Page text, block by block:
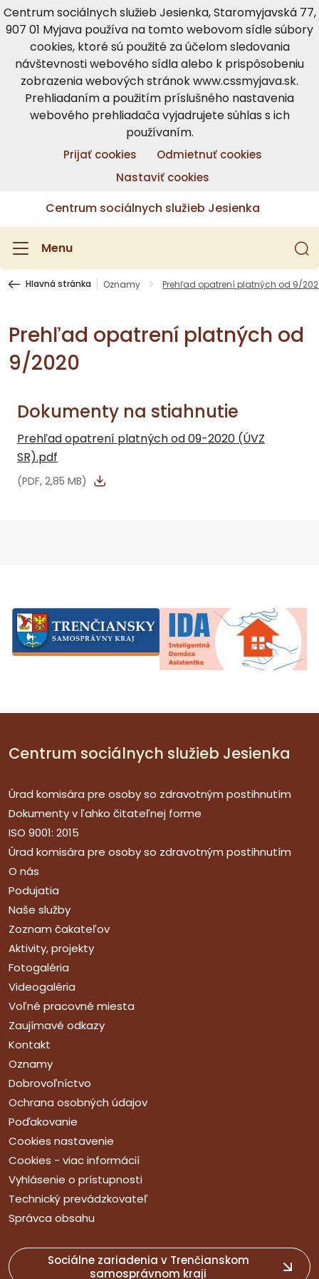
Centrum sociálnych služieb Jesienka, Staromyjavská 77,
907 01 Myjava používa na tomto webovom sídle súbory
cookies, ktoré sú použité za účelom sledovania
návštevnosti webového sídla alebo k prispôsobeniu
zobrazenia webových stránok www.cssmyjava.sk.
Prehliadaním a použitím príslušného nastavenia
webového prehliadača vyjadrujete súhlas s ich
používaním.
Prijať cookies
Odmietnuť cookies
Nastaviť cookies
Centrum sociálnych služieb Jesienka
Menu
Hlavná stránka Oznamy Prehľad opatrení platných od 9/
Prehľad opatrení platných od
9/2020
Dokumenty na stiahnutie
Prehľad opatrení platných od 09-2020 (ÚVZ
SR).pdf
(PDF, 2,85 MB)
Centrum sociálnych služieb Jesienka
Úrad komisára pre osoby so zdravotným postihnutím
Dokumenty v ľahko čitateľnej forme
ISO 9001: 2015
Úrad komisára pre osoby so zdravotným postihnutím
O nás
Podujatia
Naše služby
Zoznam čakateľov
Aktivity, projekty
Fotogaléria
Videogaléria
Voľné pracovné miesta
Zaujímavé odkazy
Kontakt
Oznamy
Dobrovoľníctvo
Ochrana osobných údajov
Poďakovanie
Cookies nastavenie
Cookies - viac informácií
Vyhlásenie o prístupnosti
Technický prevádzkovateľ
Správca obsahu
Sociálne zariadenia v Trenčianskom
samosprávnom kraji